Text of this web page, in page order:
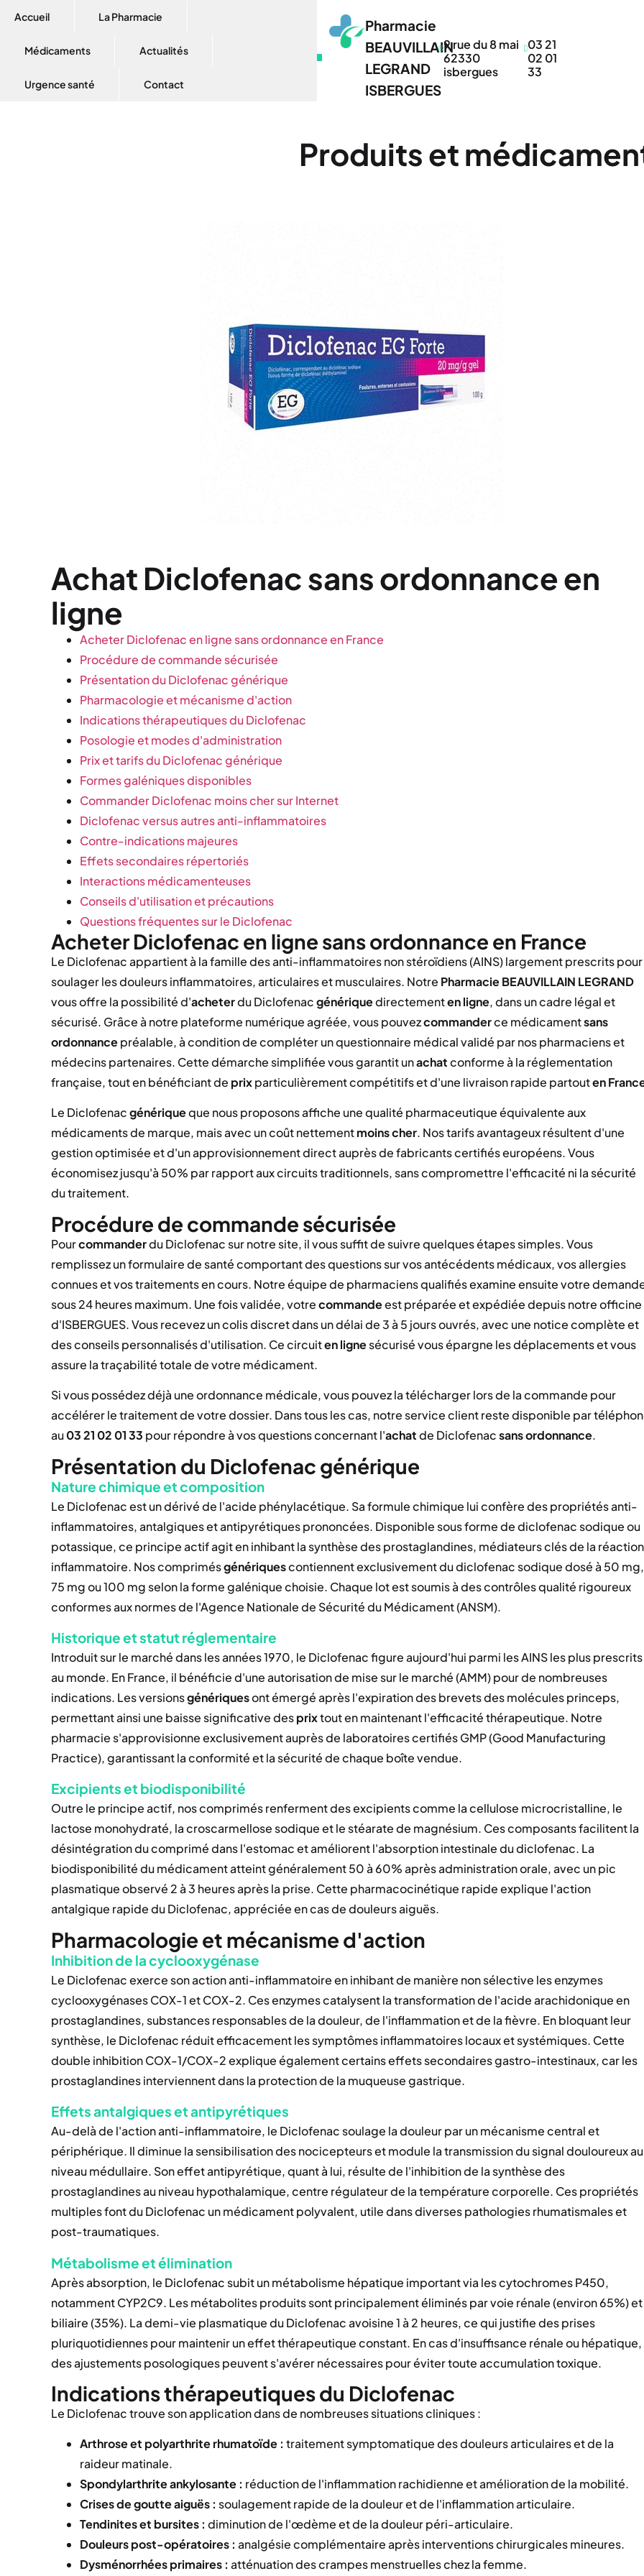
Pharmacie
BEAUVILLAIN
LEGRAND
ISBERGUES
9 rue du 8 mai
62330
isbergues
03 21
02 01
33
Accueil La Pharmacie
Médicaments Actualités
Urgence santé Contact
Produits et
Achat Diclofenac sans ordonnance en
ligne
Acheter Diclofenac en ligne sans ordonnance en France
Procédure de commande sécurisée
Présentation du Diclofenac générique
Pharmacologie et mécanisme d'action
Indications thérapeutiques du Diclofenac
Posologie et modes d'administration
Prix et tarifs du Diclofenac générique
Formes galéniques disponibles
Commander Diclofenac moins cher sur Internet
Diclofenac versus autres anti-inflammatoires
Contre-indications majeures
Effets secondaires répertoriés
Interactions médicamenteuses
Conseils d'utilisation et précautions
Questions fréquentes sur le Diclofenac
Acheter Diclofenac en ligne sans ordonnance en France
Le Diclofenac appartient à la famille des anti-inflammatoires non stéroïdiens (AINS) largement prescrits pour
soulager les douleurs inflammatoires, articulaires et musculaires. Notre Pharmacie BEAUVILLAIN LEGRAND
vous offre la possibilité d'acheterdu Diclofenacgénériquedirectementen ligne, dans un cadre légal et
sécurisé. Grâce à notre plateforme numérique agréée, vous pouvezcommanderce médicamentsans
ordonnancepréalable, à condition de compléter un questionnaire médical validé par nos pharmaciens et
médecins partenaires. Cette démarche simplifiée vous garantit unachatconforme à la réglementation
française, tout en bénéficiant de prixparticulièrement compétitifs et d'une livraison rapide partouten
Le Diclofenacgénériqueque nous proposons affiche une qualité pharmaceutique équivalente aux
médicaments de marque, mais avec un coût nettementmoins cher. Nos tarifs avantageux résultent d'une
gestion optimisée et d'un approvisionnement direct auprès de fabricants certifiés européens. Vous
économisez jusqu'à 50% par rapport aux circuits traditionnels, sans compromettre l'efficacité ni la sécurité
du traitement.
Procédure de commande sécurisée
Pourcommanderdu Diclofenac sur notre site, il vous suffit de suivre quelques étapes simples. Vous
remplissez un formulaire de santé comportant des questions sur vos antécédents médicaux, vos allergies
connues et vos traitements en cours. Notre équipe de pharmaciens qualifiés examine ensuite votre
sous 24 heures maximum. Une fois validée, votrecommandeest préparée et expédiée depuis notre officine
d'ISBERGUES. Vous recevez un colis discret dans un délai de 3 à 5 jours ouvrés, avec une notice complète et
des conseils personnalisés d'utilisation. Ce circuiten lignesécurisé vous épargne les déplacements et vous
assure la traçabilité totale de votre médicament.
Si vous possédez déjà une ordonnance médicale, vous pouvez la télécharger lors de la commande pour
accélérer le traitement de votre dossier. Dans tous les cas, notre service client reste disponible par
au03 21 02 01 33 pour répondre à vos questions concernant l'achatde Diclofenacsans ordonnance.
Présentation du Diclofenac générique
Nature chimique et composition
Le Diclofenac est un dérivé de l'acide phénylacétique. Sa formule chimique lui confère des propriétés anti-
inflammatoires, antalgiques et antipyrétiques prononcées. Disponible sous forme de diclofenac sodique ou
potassique, ce principe actif agit en inhibant la synthèse des prostaglandines, médiateurs clés de la réaction
inflammatoire. Nos comprimésgénériquescontiennent exclusivement du diclofenac sodique dosé à 50 mg,
75 mg ou 100 mg selon la forme galénique choisie. Chaque lot est soumis à des contrôles qualité rigoureux
conformes aux normes de l'Agence Nationale de Sécurité du Médicament (ANSM).
Historique et statut réglementaire
Introduit sur le marché dans les années 1970, le Diclofenac figure aujourd'hui parmi les AINS les plus prescrits
au monde. En France, il bénéficie d'une autorisation de mise sur le marché (AMM) pour de nombreuses
indications. Les versionsgénériquesont émergé après l'expiration des brevets des molécules princeps,
permettant ainsi une baisse significative desprixtout en maintenant l'efficacité thérapeutique. Notre
pharmacie s'approvisionne exclusivement auprès de laboratoires certifiés GMP (Good Manufacturing
Practice), garantissant la conformité et la sécurité de chaque boîte vendue.
Excipients et biodisponibilité
Outre le principe actif, nos comprimés renferment des excipients comme la cellulose microcristalline, le
lactose monohydraté, la croscarmellose sodique et le stéarate de magnésium. Ces composants facilitent la
désintégration du comprimé dans l'estomac et améliorent l'absorption intestinale du diclofenac. La
biodisponibilité du médicament atteint généralement 50 à 60% après administration orale, avec un pic
plasmatique observé 2 à 3 heures après la prise. Cette pharmacocinétique rapide explique l'action
antalgique rapide du Diclofenac, appréciée en cas de douleurs aiguës.
Pharmacologie et mécanisme d'action
Inhibition de la cyclooxygénase
Le Diclofenac exerce son action anti-inflammatoire en inhibant de manière non sélective les enzymes
cyclooxygénases COX-1 et COX-2. Ces enzymes catalysent la transformation de l'acide arachidonique en
prostaglandines, substances responsables de la douleur, de l'inflammation et de la fièvre. En bloquant leur
synthèse, le Diclofenac réduit efficacement les symptômes inflammatoires locaux et systémiques. Cette
double inhibition COX-1/COX-2 explique également certains effets secondaires gastro-intestinaux, car les
prostaglandines interviennent dans la protection de la muqueuse gastrique.
Effets antalgiques et antipyrétiques
Au-delà de l'action anti-inflammatoire, le Diclofenac soulage la douleur par un mécanisme central et
périphérique. Il diminue la sensibilisation des nocicepteurs et module la transmission du signal douloureux au
niveau médullaire. Son effet antipyrétique, quant à lui, résulte de l'inhibition de la synthèse des
prostaglandines au niveau hypothalamique, centre régulateur de la température corporelle. Ces propriétés
multiples font du Diclofenac un médicament polyvalent, utile dans diverses pathologies rhumatismales et
post-traumatiques.
Métabolisme et élimination
Après absorption, le Diclofenac subit un métabolisme hépatique important via les cytochromes P450,
notamment CYP2C9. Les métabolites produits sont principalement éliminés par voie rénale (environ 65%) et
biliaire (35%). La demi-vie plasmatique du Diclofenac avoisine 1 à 2 heures, ce qui justifie des prises
pluriquotidiennes pour maintenir un effet thérapeutique constant. En cas d'insuffisance rénale ou hépatique,
des ajustements posologiques peuvent s'avérer nécessaires pour éviter toute accumulation toxique.
Indications thérapeutiques du Diclofenac
Le Diclofenac trouve son application dans de nombreuses situations cliniques :
Arthrose et polyarthrite rhumatoïde : traitement symptomatique des douleurs articulaires et de la
raideur matinale.
Spondylarthrite ankylosante : réduction de l'inflammation rachidienne et amélioration de la mobilité.
Crises de goutte aiguës : soulagement rapide de la douleur et de l'inflammation articulaire.
Tendinites et bursites : diminution de l'œdème et de la douleur péri-articulaire.
Douleurs post-opératoires : analgésie complémentaire après interventions chirurgicales mineures.
Dysménorrhées primaires : atténuation des crampes menstruelles chez la femme.